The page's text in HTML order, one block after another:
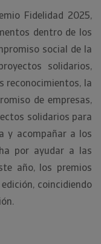
Fidelidad 2025,
dentro de los
social de la
solidarios,
reconocimientos, la
de empresas,
solidarios para
y acompañar a los
por ayudar a las
año, los premios
coincidiendo